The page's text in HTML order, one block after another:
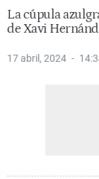
La cúpula
de Xavi
17 abril, 2024